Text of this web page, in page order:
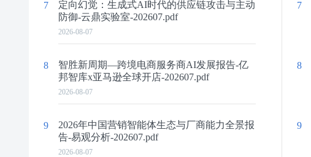
7
定向幻觉：生成式AI时代的供应链攻击与主动
防御-云鼎实验室-202607.pdf
2026-08-07
8
智胜新周期—跨境电商服务商AI发展报告-亿
邦智库x亚马逊全球开店-202607.pdf
2026-08-07
9
2026年中国营销智能体生态与厂商能力全景报
告-易观分析-202607.pdf
2026-08-07
7
8
9